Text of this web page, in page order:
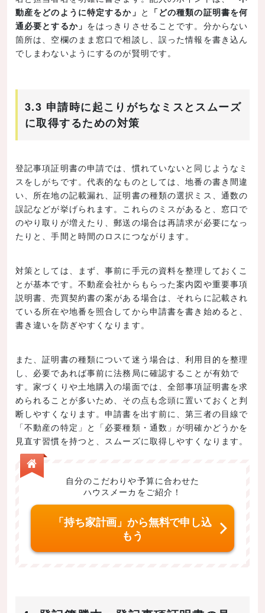
動産をどのように特定するか」 と 「どの種類の証明書を何
通必要とするか」 をはっきりさせることです。分からない
箇所は、空欄のまま窓口で相談し、誤った情報を書き込ん
でしまわないようにするのが賢明です。
3.3 申請時に起こりがちなミスとスムーズ
に取得するための対策
登記事項証明書の申請では、慣れていないと同じようなミ
スをしがちです。代表的なものとしては、地番の書き間違
い、所在地の記載漏れ、証明書の種類の選択ミス、通数の
誤記などが挙げられます。これらのミスがあると、窓口で
のやり取りが増えたり、郵送の場合は再請求が必要になっ
たりと、手間と時間のロスにつながります。
対策としては、まず、事前に手元の資料を整理しておくこ
とが基本です。不動産会社からもらった案内図や重要事項
説明書、売買契約書の案がある場合は、それらに記載され
ている所在や地番を照合してから申請書を書き始めると、
書き違いを防ぎやすくなります。
また、証明書の種類について迷う場合は、利用目的を整理
し、必要であれば事前に法務局に確認することが有効で
す。家づくりや土地購入の場面では、全部事項証明書を求
められることが多いため、その点も念頭に置いておくと判
断しやすくなります。申請書を出す前に、第三者の目線で
「不動産の特定」と「必要種類・通数」が明確かどうかを
見直す習慣を持つと、スムーズに取得しやすくなります。
自分のこだわりや予算に合わせた
ハウスメーカをご紹介！
「持ち家計画」から無料で申し込
もう